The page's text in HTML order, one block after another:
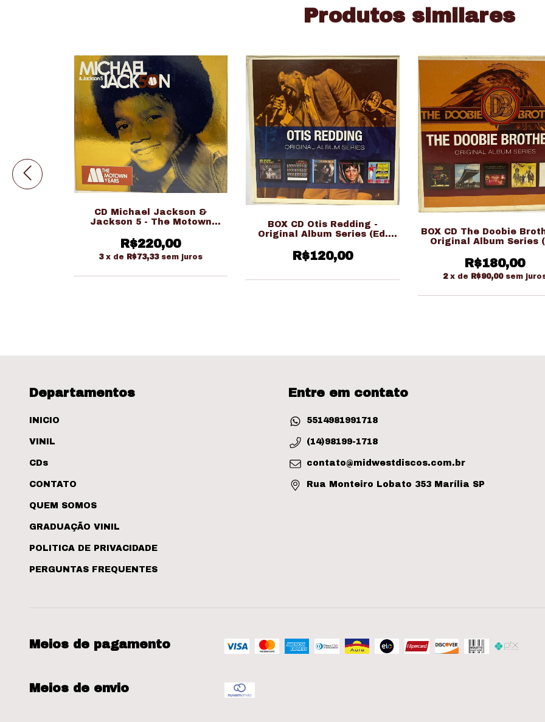
Produtos similares
CD Michael Jackson &
Jackson 5 - The Motown
R$220,00
3 x de R$73,33 sem juros
BOX CD Otis Redding -
Original Album Series (Ed.
R$120,00
BOX CD The Doobie
Original Album Series
R$180,00
2 x de R$90,00 sem
Departamentos
INICIO
VINIL
CDs
CONTATO
QUEM SOMOS
GRADUAÇÃO VINIL
POLITICA DE PRIVACIDADE
PERGUNTAS FREQUENTES
Entre em contato
5514981991718
(14)98199-1718
contato@midwestdiscos.com.br
Rua Monteiro Lobato 353 Marília SP
Meios de pagamento
Meios de envio